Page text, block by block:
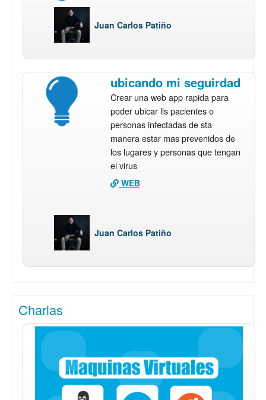
Juan Carlos Patiño
ubicando mi seguirdad
Crear una web app rapida para
poder ubicar lls pacientes o
personas infectadas de sta
manera estar mas prevenidos de
los lugares y personas que tengan
el virus
WEB
Juan Carlos Patiño
Charlas